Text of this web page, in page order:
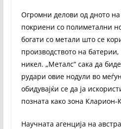
Огромни делови од дното
покриени со полиметални
богати со метали што се
производството на
никел. „Металс“ сака да
рудари овие нодули во
обидувајќи се да ја
позната како зона Кларион-
Научната агенција на